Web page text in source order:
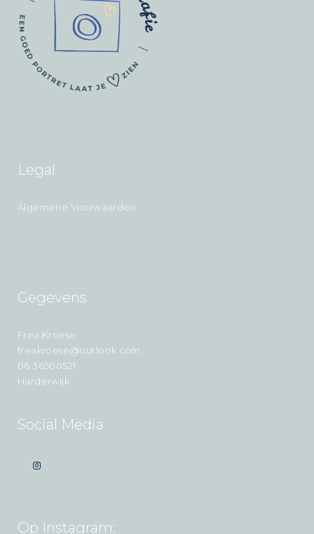
Legal
Algemene Voorwaarden
Gegevens
Frea Kroese
freakroese@outlook.com
06 36500521
Harderwijk
Social Media
Op Instagram: